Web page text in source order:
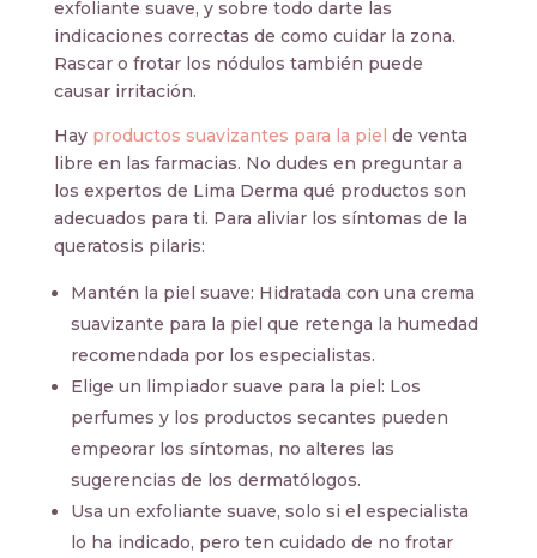
exfoliante suave, y sobre todo darte las
indicaciones correctas de como cuidar la zona.
Rascar o frotar los nódulos también puede
causar irritación.
Hay productos suavizantes para la piel de venta
libre en las farmacias. No dudes en preguntar a
los expertos de Lima Derma qué productos son
adecuados para ti. Para aliviar los síntomas de la
queratosis pilaris:
Mantén la piel suave: Hidratada con una crema
suavizante para la piel que retenga la humedad
recomendada por los especialistas.
Elige un limpiador suave para la piel: Los
perfumes y los productos secantes pueden
empeorar los síntomas, no alteres las
sugerencias de los dermatólogos.
Usa un exfoliante suave, solo si el especialista
lo ha indicado, pero ten cuidado de no frotar